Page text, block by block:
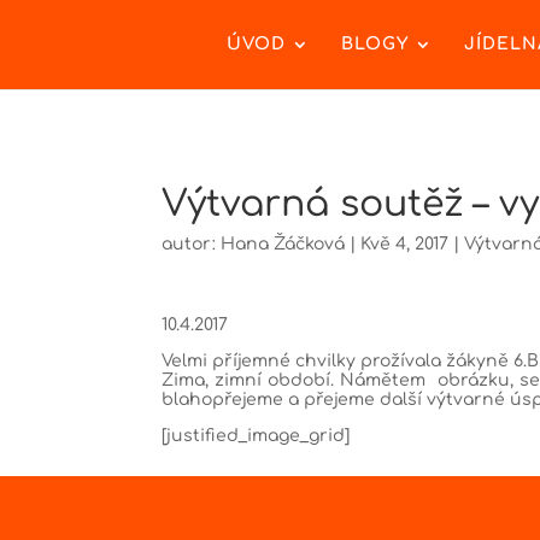
ÚVOD BLOGY
Výtvarná soutěž –
autor: Hana Žáčková Kvě 4, 2017 |
10.4.2017
Velmi příjemné chvilky prožívala žákyně
Zima, zimní období. Námětem obrázku,
blahopřejeme a přejeme další výtvarné
[justified_image_grid]